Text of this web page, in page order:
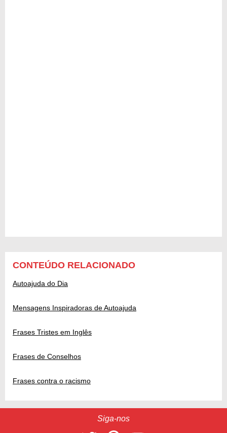
CONTEÚDO RELACIONADO
Autoajuda do Dia
Mensagens Inspiradoras de Autoajuda
Frases Tristes em Inglês
Frases de Conselhos
Frases contra o racismo
Siga-nos